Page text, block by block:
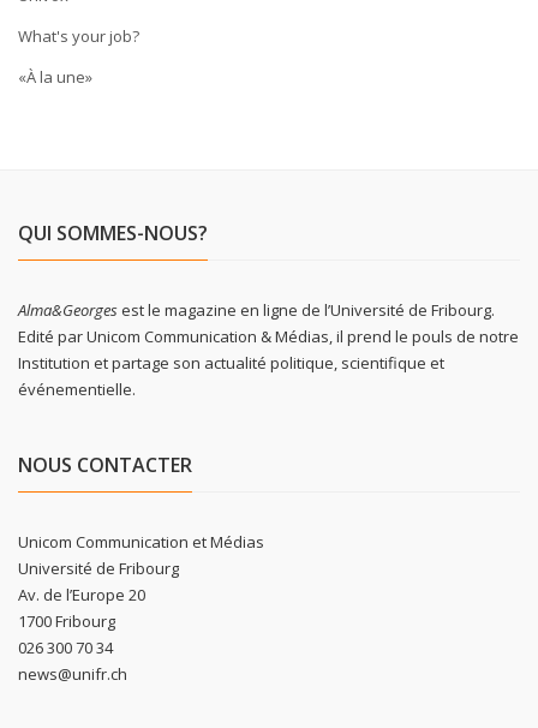
What's your job?
«À la une»
QUI SOMMES-NOUS?
Alma&Georgesest le magazine en ligne de l’Université de Fribourg.
Edité par Unicom Communication & Médias, il prend le pouls de notre
Institution et partage son actualité politique, scientifique et
événementielle.
NOUS CONTACTER
Unicom Communication et Médias
Université de Fribourg
Av. de l’Europe 20
1700 Fribourg
026 300 70 34
news@unifr.ch